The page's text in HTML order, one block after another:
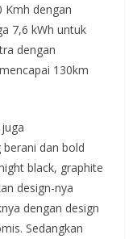
Kmh dengan
7,6 kWh untuk
dengan
130km
dan bold
black, graphite
design-nya
dengan design
Sedangkan